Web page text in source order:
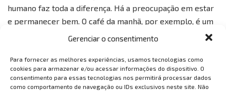
Gerenciar o consentimento
Para fornecer as melhores experiências, usamos tecnologias como
cookies para armazenar e/ou acessar informações do dispositivo. O
consentimento para essas tecnologias nos permitirá processar dados
como comportamento de navegação ou IDs exclusivos neste site. Não
humano faz toda a diferença. Há a preocupação em estar
e permanecer bem. O café da manhã, por exemplo, é um
dos momentos mais agradáveis: fartura e segurança
máscara até chegarem em suas mesas).